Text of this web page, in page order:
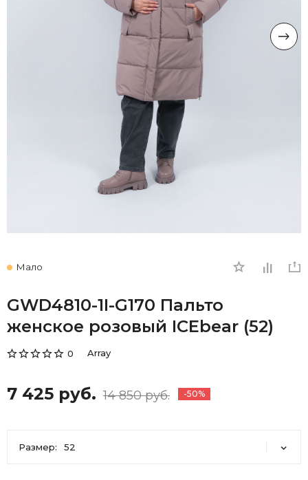
Мало
GWD4810-1I-G170 Пальто
женское розовый ICEbear (52)
0 Array
7 425 руб. 14 850 руб. -50%
Размер: 52